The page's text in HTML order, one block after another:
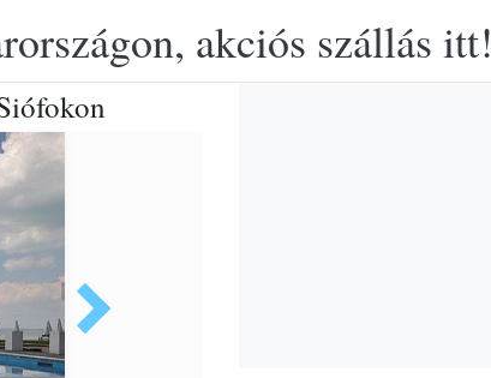
akciós szállás itt!